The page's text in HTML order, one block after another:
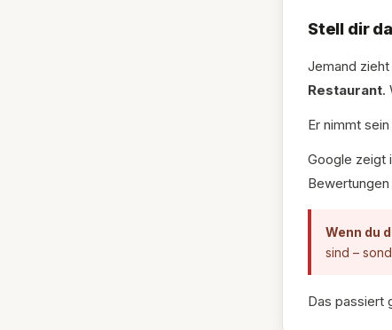
Stell dir
Jemand
Restaurant.
Er nimmt
Google zeigt
Wenn du
sind –
Das passiert